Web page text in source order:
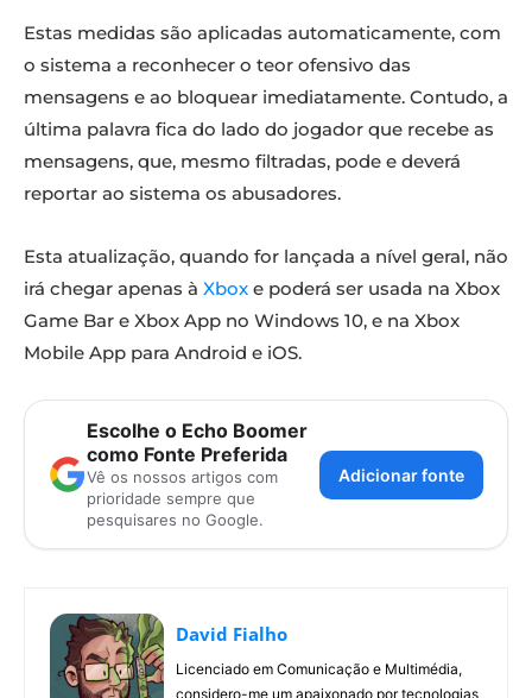
Estas medidas são aplicadas automaticamente, com
o sistema a reconhecer o teor ofensivo das
mensagens e ao bloquear imediatamente. Contudo, a
última palavra fica do lado do jogador que recebe as
mensagens, que, mesmo filtradas, pode e deverá
reportar ao sistema os abusadores.
Esta atualização, quando for lançada a nível geral, não
irá chegar apenas à Xbox e poderá ser usada na Xbox
Game Bar e Xbox App no Windows 10, e na Xbox
Mobile App para Android e iOS.
Escolhe o Echo Boomer
como Fonte Preferida
Vê os nossos artigos com
prioridade sempre que
pesquisares no Google.
Adicionar fonte
David Fialho
Licenciado em Comunicação e Multimédia,
considero-me um apaixonado por tecnologias